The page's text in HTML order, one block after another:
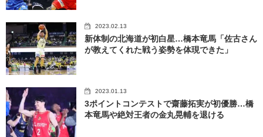
2023.02.13
新体制の北海道が初白星…橋本竜馬「佐古さん
が教えてくれた戦う姿勢を体現できた」
2023.01.13
3ポイントコンテストで齋藤拓実が初優勝…橋
本竜馬や絶対王者の金丸晃輔を退ける